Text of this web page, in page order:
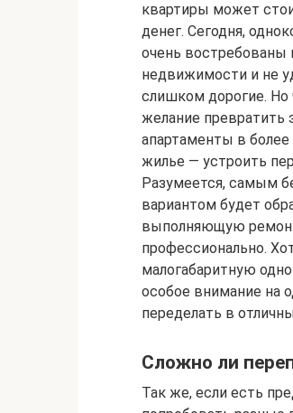
квартиры может
денег. Сегодня,
очень востребованы
недвижимости и не
слишком дорогие. Но
желание превратить
апартаменты в
жилье — устроить
Разумеется, самым
вариантом будет
выполняющую
профессионально.
малогабаритную
особое внимание на
переделать в
Сложно ли
Так же, если есть